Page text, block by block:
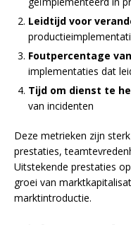
Leidtijd voor
Foutpercentage
implementaties dat
Tijd om dienst te
van incidenten
Deze metrieken zijn
prestaties,
Uitstekende prestaties
groei van
marktintroductie.